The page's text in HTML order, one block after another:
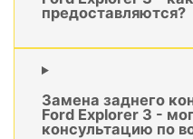
предоставляются?
Замена заднего
Ford Explorer 3 -
консультацию по